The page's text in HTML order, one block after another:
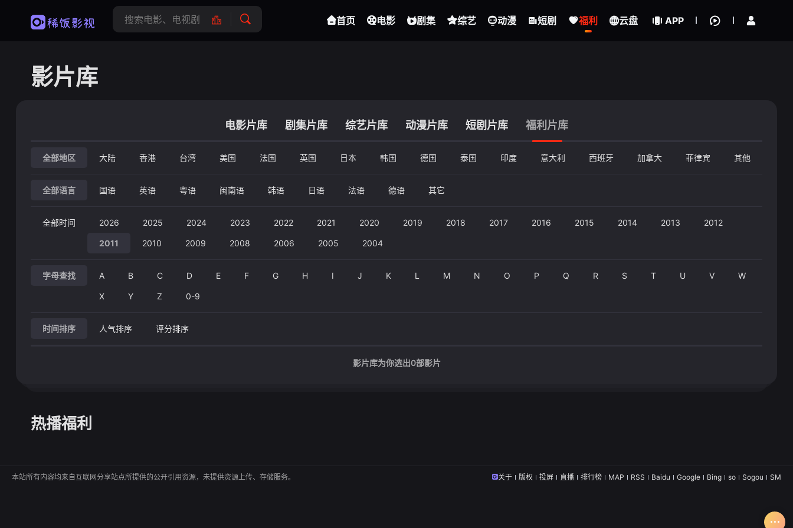
首页 电影 剧集 综艺 动漫 短剧 福利 云盘 APP
影片库
电影片库 剧集片库 综艺片库 动漫片库 短剧片库 福利片库
全部地区 大陆 香港 台湾 美国 法国 英国 日本 韩国 德国 泰国 印度 意大利 西班牙 加拿大 菲律宾 其他
全部语言 国语 英语 粤语 闽南语 韩语 日语 法语 德语 其它
全部时间 2026 2025 2024 2023 2022 2021 2020 2019 2018 2017 2016 2015 2014 2013 2012
2011 2010 2009 2008 2006 2005 2004
字母查找 A B C D E F G H I J K L M N O P Q R S T U V W
X Y Z 0-9
时间排序 人气排序 评分排序
影片库为你选出0部影片
热播福利
关于 版权 投屏 直播 排行榜 MAP RSS Baidu Google Bing so Sogou SM
本站所有内容均来自互联网分享站点所提供的公开引用资源，未提供资源上传、存储服务。